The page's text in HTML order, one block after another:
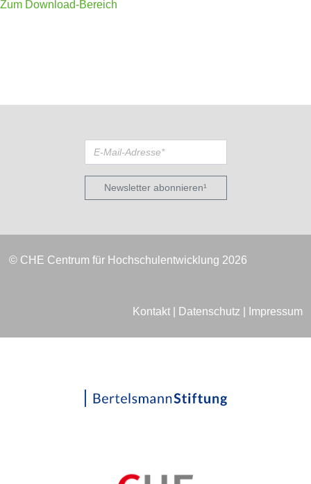
Zum Download-Bereich
Newsletter abonnieren¹
© CHE Centrum für Hochschulentwicklung 2026
Kontakt| Datenschutz Impressum